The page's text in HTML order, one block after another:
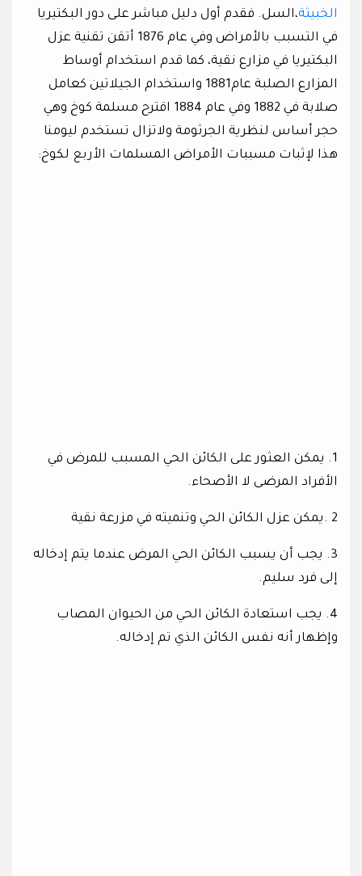
الخبيثة،السل. فقدم أول دليل مباشر على دور البكتيريا
في التسبب بالأمراض وفي عام 1876 أتقن تقنية عزل
البكتيريا في مزارع نقية، كما قدم استخدام أوساط
المزارع الصلبة عام1881 واستخدام الجيلاتين كعامل
صلابة في 1882 وفي عام 1884 اقترح مسلمة كوخ وهي
حجر أساس لنظرية الجرثومة ولاتزال تستخدم ليومنا
هذا لإثبات مسببات الأمراض المسلمات الأربع لكوخ:
1. يمكن العثور على الكائن الحي المسبب للمرض في
الأفراد المرضى لا الأصحاء.
2 .يمكن عزل الكائن الحي وتنميته في مزرعة نقية
3. يجب أن يسبب الكائن الحي المرض عندما يتم إدخاله
إلى فرد سليم.
4. يجب استعادة الكائن الحي من الحيوان المصاب
وإظهار أنه نفس الكائن الذي تم إدخاله.